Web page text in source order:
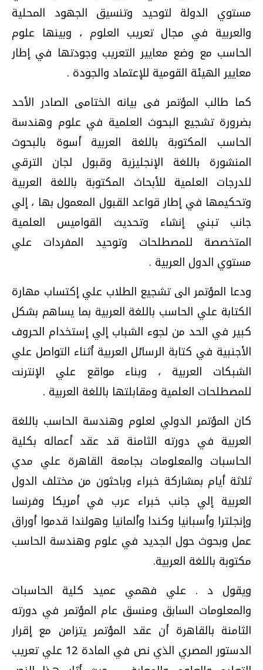
مستوي الدولة لتوحيد وتنسيق الجهود المحلية
والعربية في مجال تعريب العلوم ، وبينها علوم
الحاسب مع وضع معايير التعريب وجودتها في إطار
معايير الهيئة القومية للإعتماد والجودة .
كما طالب المؤتمر فى بيانه الختامى الصادر الأحد
بضرورة تشجيع البحوث العلمية في علوم وهندسة
الحاسب المكتوبة باللغة العربية أسوة بالبحوث
المنشورة باللغة الإنجليزية وقبول لجان الترقي
للدرجات العلمية للأبحاث المكتوبة باللغة العربية
وتحكيمها في إطار قواعد القبول المعمول بها ، إلي
جانب تبني إنشاء وتحديث القواميس العلمية
المتخصصة للمصطلحات وتوحيد المفردات علي
مستوي الدول العربية .
ودعا المؤتمر الى تشجيع الطلاب علي إكتساب مهارة
الكتابة علي الحاسب باللغة العربية بما يساهم بشكل
كبير في الحد من لجوء الشباب إلي إستخدام الحروف
الأجنبية في كتابة الرسائل العربية أثناء التواصل علي
الشبكات العربية ، وبناء مواقع علي الإنترنت
للمصطلحات العلمية ومقابلتها باللغة العربية .
كان المؤتمر الدولي لعلوم وهندسة الحاسب باللغة
العربية في دورته الثامنة قد عقد أعماله بكلية
الحاسبات والمعلومات بجامعة القاهرة علي مدي
ثلاثة أيام بمشاركة خبراء وباحثون من مختلف الدول
العربية إلي جانب خبراء عرب في أمريكا وفرنسا
وإنجلترا وأسبانيا وكندا وألمانيا وهولندا قدموا أوراق
عمل وبحوث حول الجديد في علوم وهندسة الحاسب
مكتوبة باللغة العربية.
ويقول د . علي فهمي عميد كلية الحاسبات
والمعلومات السابق ومنسق عام المؤتمر في دورته
الثامنة بالقاهرة أن عقد المؤتمر يتزامن مع إقرار
الدستور المصري الذي نص في المادة 12 علي تعريب